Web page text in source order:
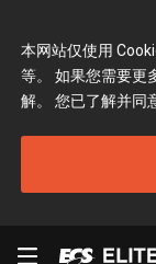
本网站仅使用
等。 如果您需要更
解。 您已了解并同